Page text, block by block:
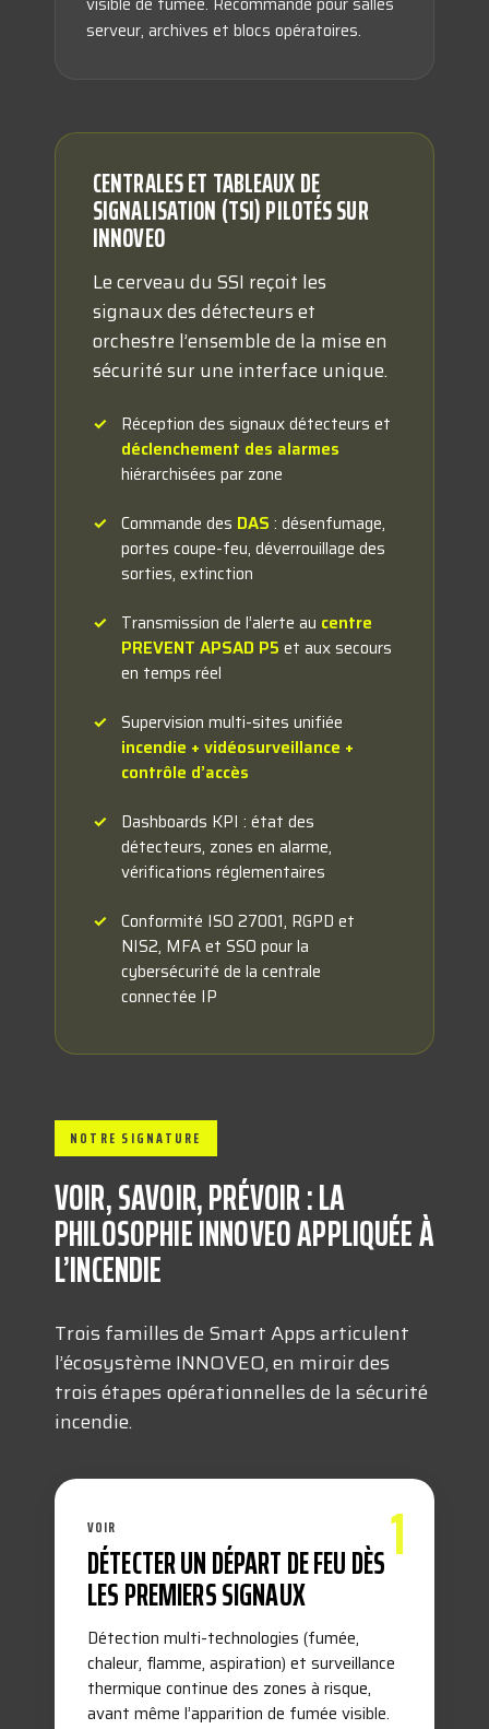
serveur, archives et blocs opératoires.
CENTRALES ET TABLEAUX DE
SIGNALISATION (TSI) PILOTÉS SUR
INNOVEO
Le cerveau du SSI reçoit les
signaux des détecteurs et
orchestre l’ensemble de la mise en
sécurité sur une interface unique.
Réception des signaux détecteurs et
déclenchement des alarmes
hiérarchisées par zone
Commande des DAS : désenfumage,
portes coupe-feu, déverrouillage des
sorties, extinction
Transmission de l’alerte au centre
PREVENT APSAD P5 et aux secours
en temps réel
Supervision multi-sites unifiée
incendie + vidéosurveillance +
contrôle d’accès
Dashboards KPI : état des
détecteurs, zones en alarme,
vérifications réglementaires
Conformité ISO 27001, RGPD et
NIS2, MFA et SSO pour la
cybersécurité de la centrale
connectée IP
NOTRE SIGNATURE
VOIR, SAVOIR, PRÉVOIR : LA
PHILOSOPHIE INNOVEO APPLIQUÉE À
L’INCENDIE
Trois familles de Smart Apps articulent
l’écosystème INNOVEO, en miroir des
trois étapes opérationnelles de la sécurité
incendie.
1
VOIR
DÉTECTER UN DÉPART DE FEU DÈS
LES PREMIERS SIGNAUX
Détection multi-technologies (fumée,
chaleur, flamme, aspiration) et surveillance
thermique continue des zones à risque,
avant même l’apparition de fumée visible.